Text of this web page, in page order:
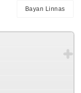
Bayan Linnas